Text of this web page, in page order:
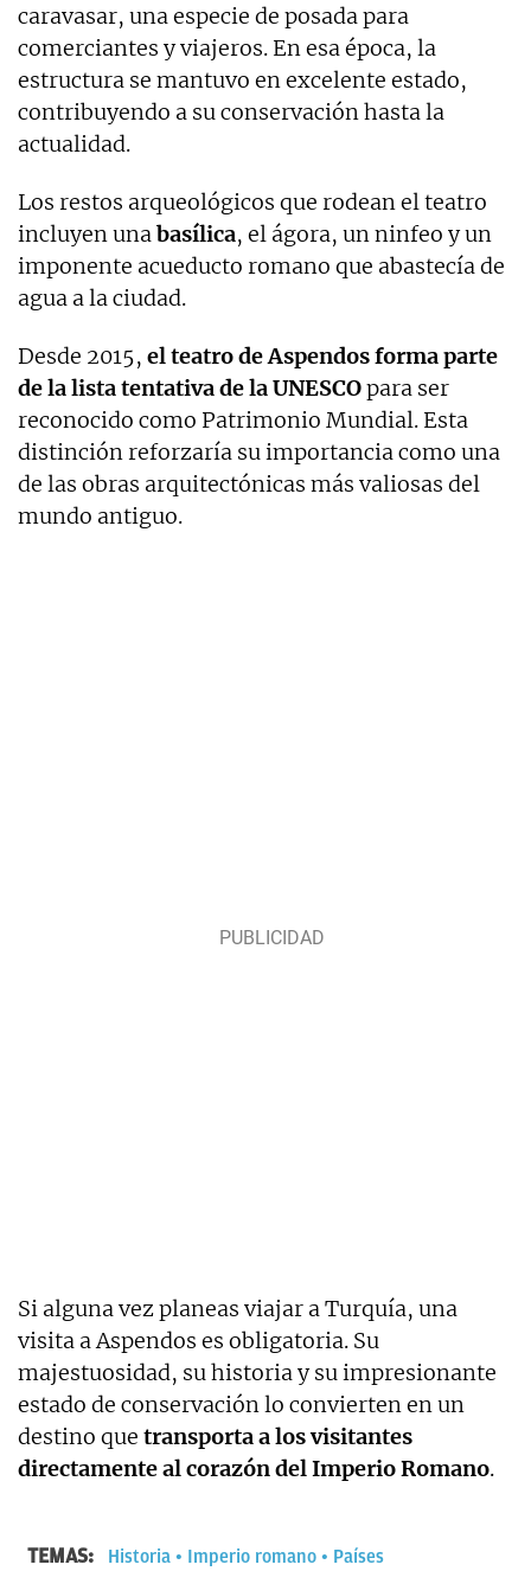
caravasar, una especie de posada para
comerciantes y viajeros. En esa época, la
estructura se mantuvo en excelente estado,
contribuyendo a su conservación hasta la
actualidad.
Los restos arqueológicos que rodean el teatro
incluyen unabasílica, el ágora, un ninfeo y un
imponente acueducto romano que abastecía de
agua a la ciudad.
Desde 2015, el teatro de Aspendos forma parte
de la lista tentativa de la UNESCOpara ser
reconocido como Patrimonio Mundial. Esta
distinción reforzaría su importancia como una
de las obras arquitectónicas más valiosas del
mundo antiguo.
Si alguna vez planeas viajar a Turquía, una
visita a Aspendos es obligatoria. Su
majestuosidad, su historia y su impresionante
estado de conservación lo convierten en un
destino que transporta a los visitantes
directamente al corazón del Imperio Romano.
TEMAS: Historia Imperio romano Países